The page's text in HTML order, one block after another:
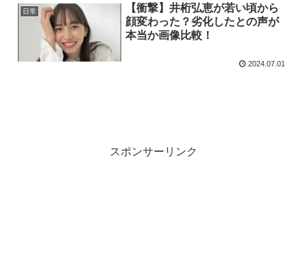
日常
【衝撃】井桁弘恵が若い頃から
顔変わった？劣化したとの声が
本当か画像比較！
2024.07.01
スポンサーリンク